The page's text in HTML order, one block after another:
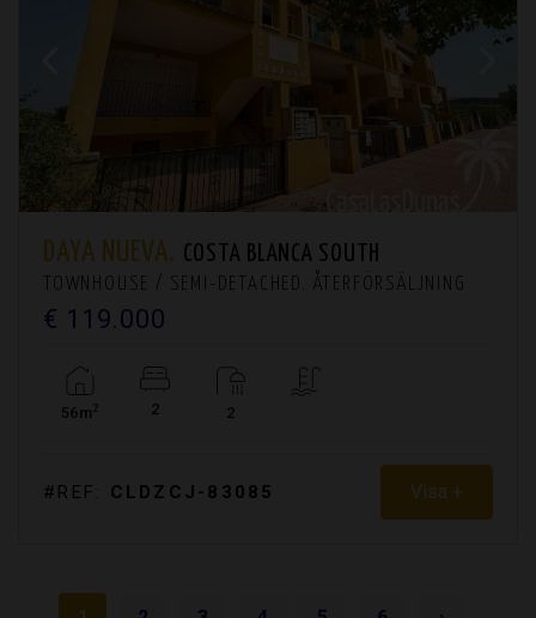
DAYA NUEVA. COSTA BLANCA SOUTH
TOWNHOUSE / SEMI-DETACHED. ÅTERFÖRSÄLJNING
€ 119.000
56m2 2 2
#REF: CLDZCJ-83085 Visa +